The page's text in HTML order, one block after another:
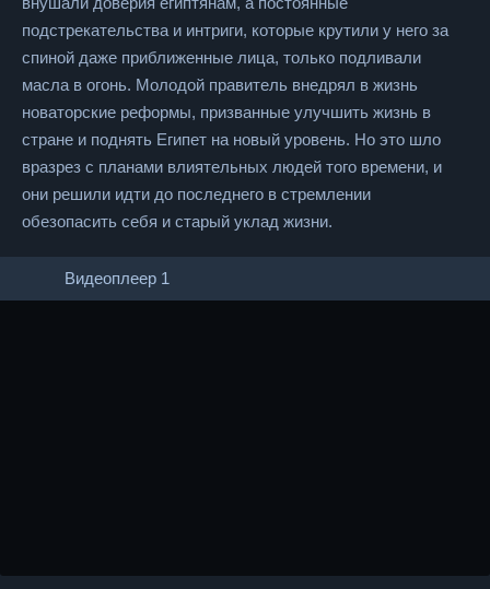
подстрекательства и интриги, которые крутили у него за
спиной даже приближенные лица, только подливали
масла в огонь. Молодой правитель внедрял в жизнь
новаторские реформы, призванные улучшить жизнь в
стране и поднять Египет на новый уровень. Но это шло
вразрез с планами влиятельных людей того времени, и
они решили идти до последнего в стремлении
обезопасить себя и старый уклад жизни.
Видеоплеер 1